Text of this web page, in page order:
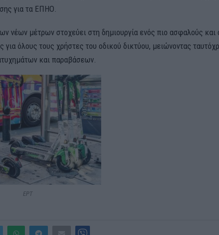
για τα ΕΠΗΟ.
νέων μέτρων στοχεύει στη δημιουργία ενός πιο ασφαλούς και
για όλους τους χρήστες του οδικού δικτύου, μειώνοντας
και παραβάσεων.
ΕΡΤ